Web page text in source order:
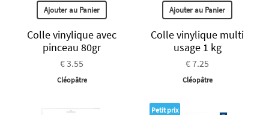
Ajouter au Panier
Colle vinylique avec
pinceau 80gr
€ 3.55
Cléopâtre
Ajouter au Panier
Colle vinylique multi
usage 1 kg
€ 7.25
Cléopâtre
Petit prix